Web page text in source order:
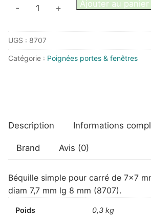
quantité
simple
pour
portée
- + Ajouter au panier
UGS : 8707
Catégorie : Poignées portes & fenêtres
Description Informations
Brand Avis (0)
Béquille simple pour carré de 7×7
diam 7,7 mm lg 8 mm (8707).
Poids 0,3 kg